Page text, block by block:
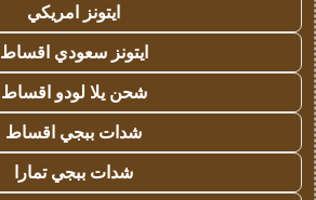
ايتونز امريكي
ايتونز سعودي اقساط
شحن يلا لودو اقساط
شدات ببجي اقساط
شدات ببجي تمارا